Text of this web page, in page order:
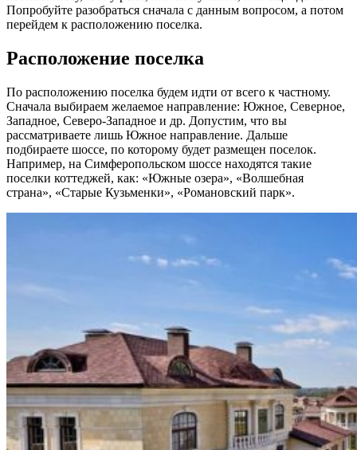
Попробуйте разобраться сначала с данным вопросом, а потом
перейдем к расположению поселка.
Расположение поселка
По расположению поселка будем идти от всего к частному.
Сначала выбираем желаемое направление: Южное, Северное,
Западное, Северо-Западное и др. Допустим, что вы
рассматриваете лишь Южное направление. Дальше
подбираете шоссе, по которому будет размещен поселок.
Например, на Симферопольском шоссе находятся такие
поселки коттеджей, как: «Южные озера», «Волшебная
страна», «Старые Кузьменки», «Романовский парк».